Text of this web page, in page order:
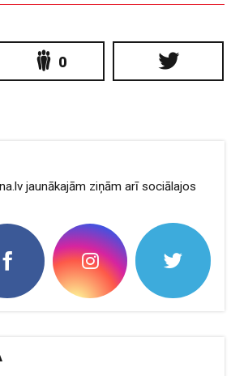
0
jaunākajām ziņām arī sociālajos